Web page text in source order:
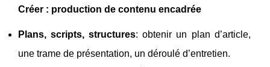
Créer : production de contenu encadrée
Plans, scripts, structures: obtenir un plan d’article,
une trame de présentation, un déroulé d’entretien.